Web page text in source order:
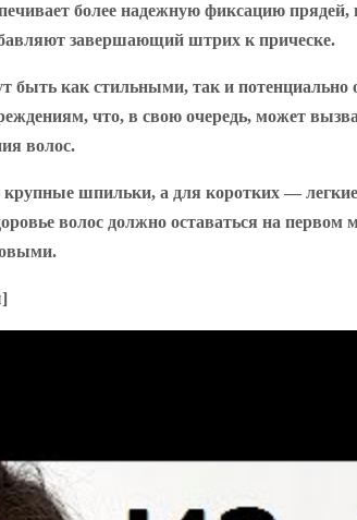
более надежную фиксацию
завершающий штрих к прическе.
быть как стильными, так и
что, в свою очередь, может
волос.
шпильки, а для коротких —
волос должно оставаться на